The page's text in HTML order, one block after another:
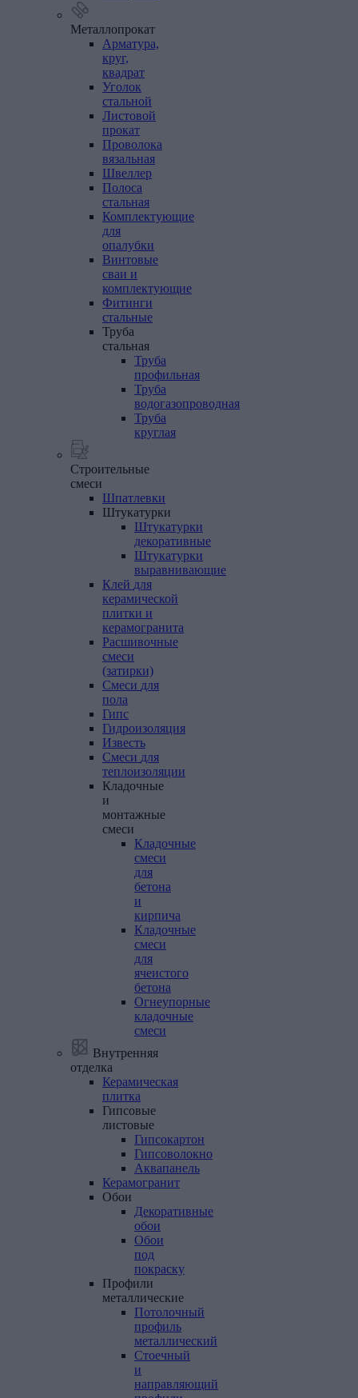
Металлопрокат
Арматура,
круг,
квадрат
Уголок
стальной
Листовой
прокат
Проволока
вязальная
Швеллер
Полоса
стальная
Комплектующие
для
опалубки
Винтовые
сваи и
комплектующие
Фитинги
стальные
Труба
стальная
Труба
профильная
Труба
водогазопроводная
Труба
круглая
Строительные
смеси
Шпатлевки
Штукатурки
Штукатурки
декоративные
Штукатурки
выравнивающие
Клей для
керамической
плитки и
керамогранита
Расшивочные
смеси
(затирки)
Смеси для
пола
Гипс
Гидроизоляция
Известь
Смеси для
теплоизоляции
Кладочные
и
монтажные
смеси
Кладочные
смеси
для
бетона
и
кирпича
Кладочные
смеси
для
ячеистого
бетона
Огнеупорные
кладочные
смеси
Внутренняя
отделка
Керамическая
плитка
Гипсовые
листовые
Гипсокартон
Гипсоволокно
Аквапанель
Керамогранит
Обои
Декоративные
обои
Обои
под
покраску
Профили
металлические
Потолочный
профиль
металлический
Стоечный
и
направляющий